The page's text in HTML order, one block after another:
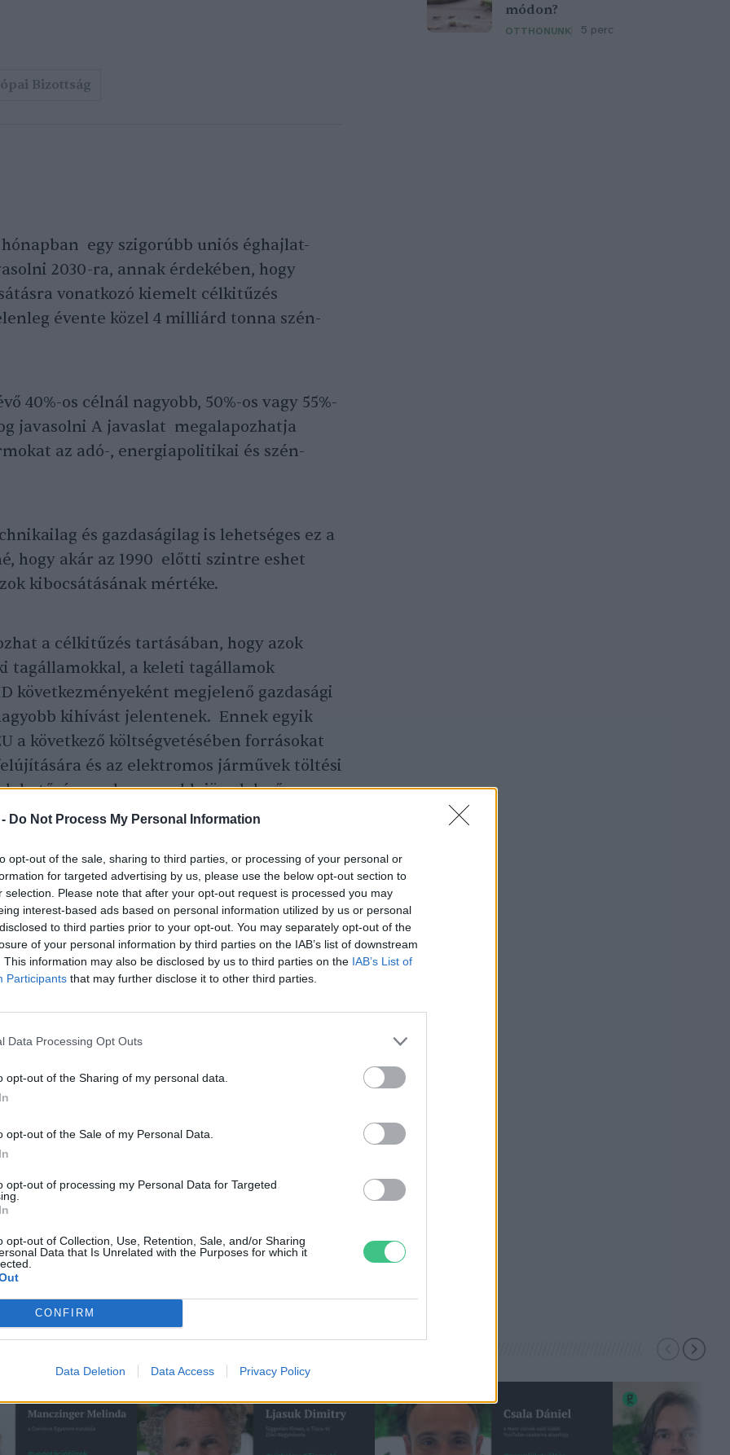
Do Not Process My Personal Information
opt-out of the sale, sharing to third parties, or processing of your personal or
for targeted advertising by us, please use the below opt-out section to
selection. Please note that after your opt-out request is processed you may
interest-based ads based on personal information utilized by us or personal
to third parties prior to your opt-out. You may separately opt-out of the
of your personal information by third parties on the IAB’s list of downstream
This information may also be disclosed by us to third parties on the IAB’s List of
Participants that may further disclose it to other third parties.
Data Processing Opt Outs
opt-out of the Sharing of my personal data.
opt-out of the Sale of my Personal Data.
opt-out of processing my Personal Data for Targeted
opt-out of Collection, Use, Retention, Sale, and/or Sharing
Data that Is Unrelated with the Purposes for which it
CONFIRM
Data Deletion Data Access Privacy Policy
módon?
OTTHONUNK 5 perc
Bizottság
egy szigorúbb uniós éghajlat-
2030-ra, annak érdekében, hogy
vonatkozó kiemelt célkitűzés
évente közel 4 milliárd tonna szén-
40%-os célnál nagyobb, 50%-os vagy 55%-
javasolni A javaslat megalapozhatja
az adó-, energiapolitikai és szén-
és gazdaságilag is lehetséges ez a
hogy akár az 1990 előtti szintre eshet
kibocsátásának mértéke.
a célkitűzés tartásában, hogy azok
tagállamokkal, a keleti tagállamok
következményeként megjelenő gazdasági
kihívást jelentenek. Ennek egyik
a következő költségvetésében forrásokat
és az elektromos járművek töltési
az alacsonyabb jövedelmű
szerint az, ha a szén-dioxid-piac által
uniós szintű rendszerének
tagállamok kapják.